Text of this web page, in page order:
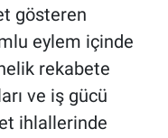
gösteren
eylem içinde
rekabete
ve iş gücü
ihlallerinde